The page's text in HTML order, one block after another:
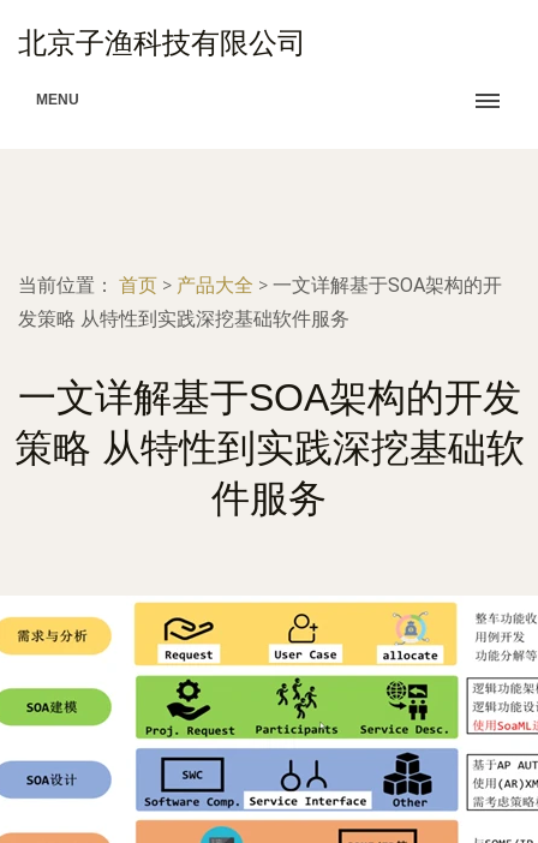
北京子渔科技有限公司
MENU
当前位置： 首页 > 产品大全 > 一文详解基于SOA架构的开
发策略 从特性到实践深挖基础软件服务
一文详解基于SOA架构的开发
策略 从特性到实践深挖基础软
件服务